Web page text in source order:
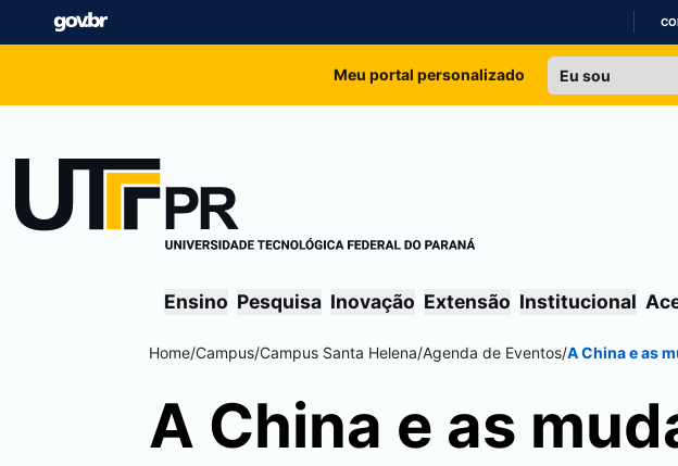
Meu portal personalizado
Ensino Pesquisa Inovação Extensão Institucional
Home/Campus/Campus Santa Helena/Agenda de Eventos/A China e as
A China e as